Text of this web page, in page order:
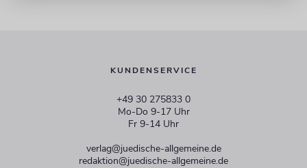
KUNDENSERVICE
+49 30 275833 0
Mo-Do 9-17 Uhr
Fr 9-14 Uhr
verlag@juedische-allgemeine.de
redaktion@juedische-allgemeine.de